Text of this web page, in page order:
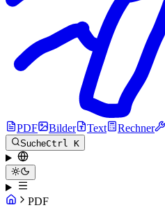
PDF Bilder Text Rechner
SucheCtrl K
PDF